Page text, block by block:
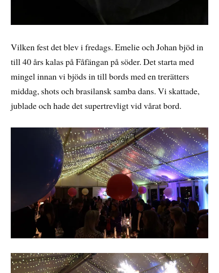
Vilken fest det blev i fredags. Emelie och Johan bjöd in
till 40 års kalas på Fåfängan på söder. Det starta med
mingel innan vi bjöds in till bords med en trerätters
middag, shots och brasilansk samba dans. Vi skattade,
jublade och hade det supertrevligt vid vårat bord.